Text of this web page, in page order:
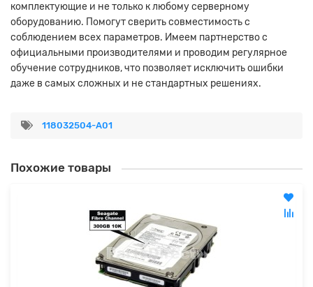
комплектующие и не только к любому серверному
оборудованию. Помогут сверить совместимость с
соблюдением всех параметров. Имеем партнерство с
официальными производителями и проводим регулярное
обучение сотрудников, что позволяет исключить ошибки
даже в самых сложных и не стандартных решениях.
118032504-A01
Похожие товары